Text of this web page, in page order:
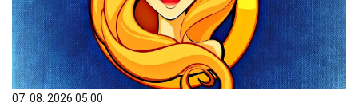
07. 08. 2026 05:00